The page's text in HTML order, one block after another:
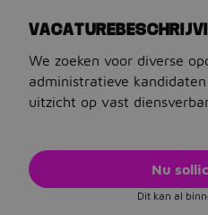
We zoeken voor diverse
administratieve
uitzicht op vast
Nu
Dit kan al
Vacatures per locatie
Vacatures per beroepsgroep
Vacatures per dienstverband
Jobbird